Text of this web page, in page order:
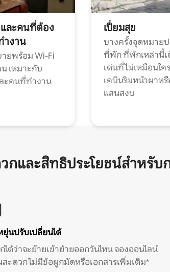
ละคนที่ต้อง
ำงาน
ยพร้อม Wi-Fi
เหมาะกับ
ะคนที่ทำงาน
เปี่ยมสุข
บางครั้งจุดหมาย
ที่พัก ที่พักเหล่านี้เ
เด่นที่ไม่เหมือนใค
เคบินริมหน้าผาหรื
แสนสงบ
กและสิทธิประโยชน์สำหรับ
ยุ่นปรับเปลี่ยนได้
ได้ว่าจะย้ายเข้าย้ายออกวันไหน จองออนไลน์
ะดวก ไม่มีข้อผูกมัดหรือเอกสารเพิ่มเติม*